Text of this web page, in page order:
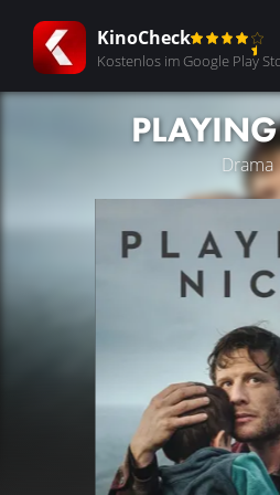
KinoCheck
Kostenlos im Google Play
Drama